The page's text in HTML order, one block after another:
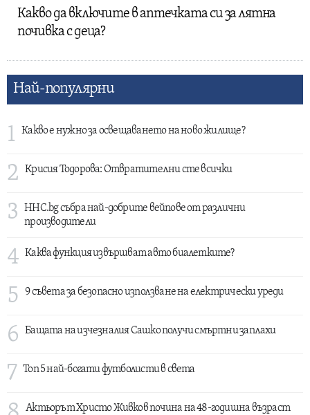
Какво да включите в аптечката си за лятна
почивка с деца?
Най-популярни
1 Какво е нужно за освещаването на ново жилище?
2 Крисия Тодорова: Отвратителни сте всички
3
HHC.bg събра най-добрите вейпове от различни
производители
4 Каква функция извършват авто биалетките?
5 9 съвета за безопасно използване на електрически уреди
6 Бащата на изчезналия Сашко получи смъртни заплахи
7 Топ 5 най-богати футболисти в света
Актьорът Христо Живков почина на 48-годишна възраст